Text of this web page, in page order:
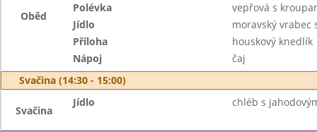
Oběd
Polévka
vepřová s
Jídlo
moravský vrabec
Příloha
houskový knedlík
Nápoj
čaj
Svačina (14:30 - 15:00)
Svačina
Jídlo chléb s